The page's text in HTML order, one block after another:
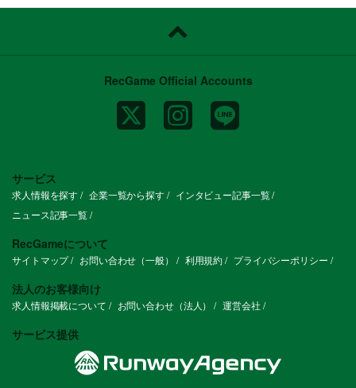
RecGame Official Accounts
サービス
求人情報を探す 企業一覧から探す
インタビュー記事一覧
ニュース記事一覧
RecGameについて
サイトマップ お問い合わせ（一般） 利用規約 プライバシーポリシー
法人のお客様向け
求人情報掲載について お問い合わせ（法人） 運営会社
サービス提供